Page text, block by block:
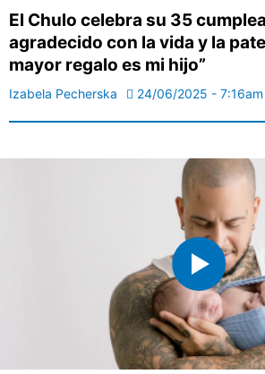
El Chulo celebra su 35
agradecido con la vida y la
mayor regalo es mi hijo”
Izabela Pecherska 24/06/2025 - 7:16am